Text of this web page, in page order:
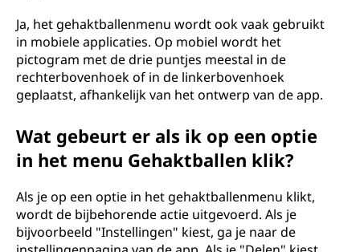
Ja, het gehaktballenmenu wordt ook vaak gebruikt
in mobiele applicaties. Op mobiel wordt het
pictogram met de drie puntjes meestal in de
rechterbovenhoek of in de linkerbovenhoek
geplaatst, afhankelijk van het ontwerp van de app.
Wat gebeurt er als ik op een optie
in het menu Gehaktballen klik?
Als je op een optie in het gehaktballenmenu klikt,
wordt de bijbehorende actie uitgevoerd. Als je
bijvoorbeeld "Instellingen" kiest, ga je naar de